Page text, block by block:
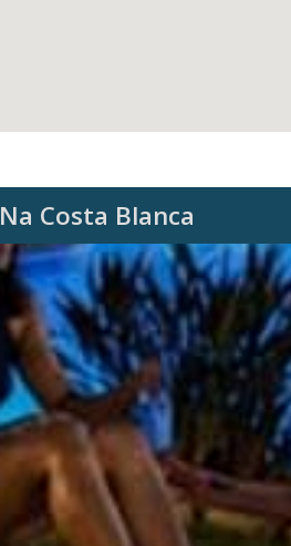
Na Costa Blanca